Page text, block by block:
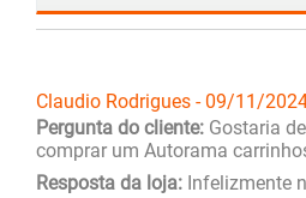
Claudio Rodrigues - 09/11/
Pergunta do cliente: Gostaria
comprar um Autorama
Resposta da loja: Infelizmente